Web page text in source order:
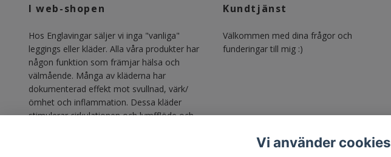
I web-shopen
Hos Englavingar säljer vi inga "vanliga"
leggings eller kläder. Alla våra produkter har
någon funktion som främjar hälsa och
välmående. Många av kläderna har
dokumenterad effekt mot svullnad, värk/
ömhet och inflammation. Dessa kläder
stimulerar cirkulationen och lymfflöde och
Kundtjänst
Välkommen med dina frågor och
funderingar till mig :)
Vi använder cookies